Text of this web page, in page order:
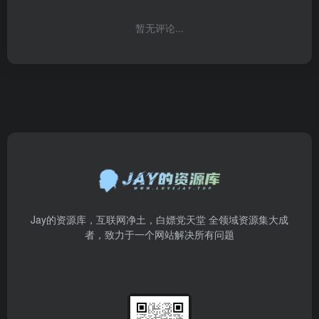
暂无评论...
Jay的资源库，互联网净土，白嫖党天堂 全领域资源集大成
者，致力于一个网站解决所有问题